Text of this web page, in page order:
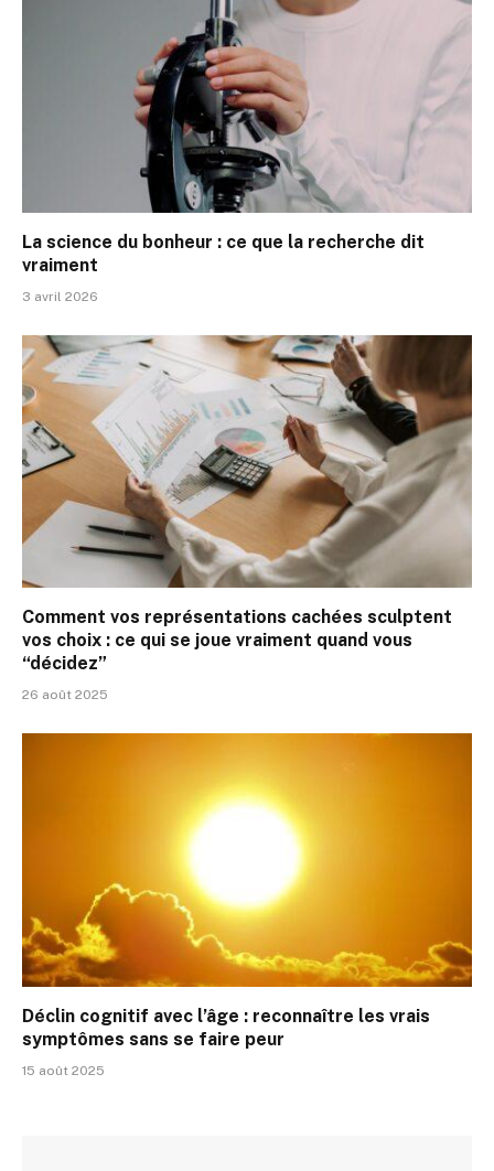
La science du bonheur : ce que la recherche dit
vraiment
3 avril 2026
Comment vos représentations cachées sculptent
vos choix : ce qui se joue vraiment quand vous
“décidez”
26 août 2025
Déclin cognitif avec l’âge : reconnaître les vrais
symptômes sans se faire peur
15 août 2025